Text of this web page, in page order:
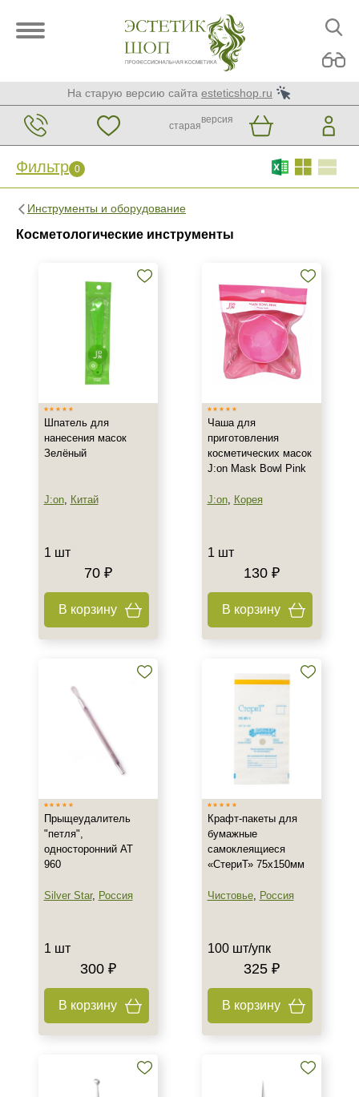
На старую версию сайта esteticshop.ru
старая
версия
Фильтр 0
Инструменты и оборудование
Косметологические инструменты
Фильтр 0
Китай
Корея
Показать еще
Игла
Пинцет
100 шт
Шпатель для
нанесения масок
Зелёный
J:on, Китай
1 шт
70 ₽
В корзину
Чаша для
приготовления
косметических масок
J:on Mask Bowl Pink
J:on, Корея
1 шт
130 ₽
В корзину
Прыщеудалитель
"петля",
односторонний AT
960
Silver Star, Россия
1 шт
300 ₽
В корзину
Крафт-пакеты для
бумажные
самоклеящиеся
«СтериТ» 75х150мм
Чистовье, Россия
100 шт/упк
325 ₽
В корзину